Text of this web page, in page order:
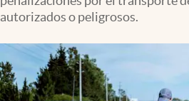
autorizados o peligrosos.